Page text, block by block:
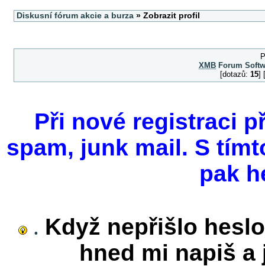
Diskusní fórum akcie a burza» Zobrazit profil
XMB Forum
[dotazů: 15]
Při nové registraci
spam, junk mail. S
pak
. Když nepřišlo
hned mi napiš